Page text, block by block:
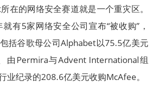
在的网络安全赛道就是一个重灾区。
有5家网络安全公司宣布“被收购”，
括谷歌母公司Alphabet以75.5亿美元
由Permira与Advent International组
业纪录的208.6亿美元收购McAfee。